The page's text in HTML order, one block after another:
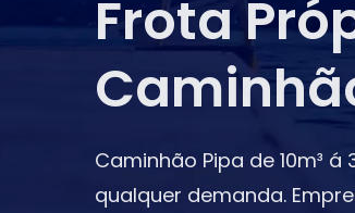
Frota
Caminhão Pipa de 10m³
qualquer demanda.